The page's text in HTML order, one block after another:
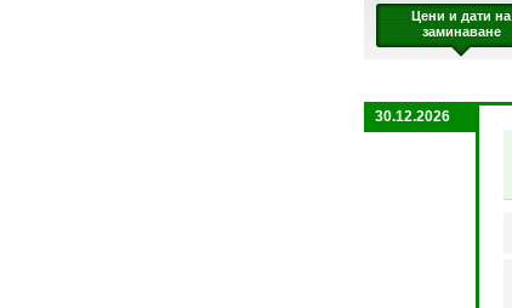
Цени и дати на
заминаване
30.12.2026